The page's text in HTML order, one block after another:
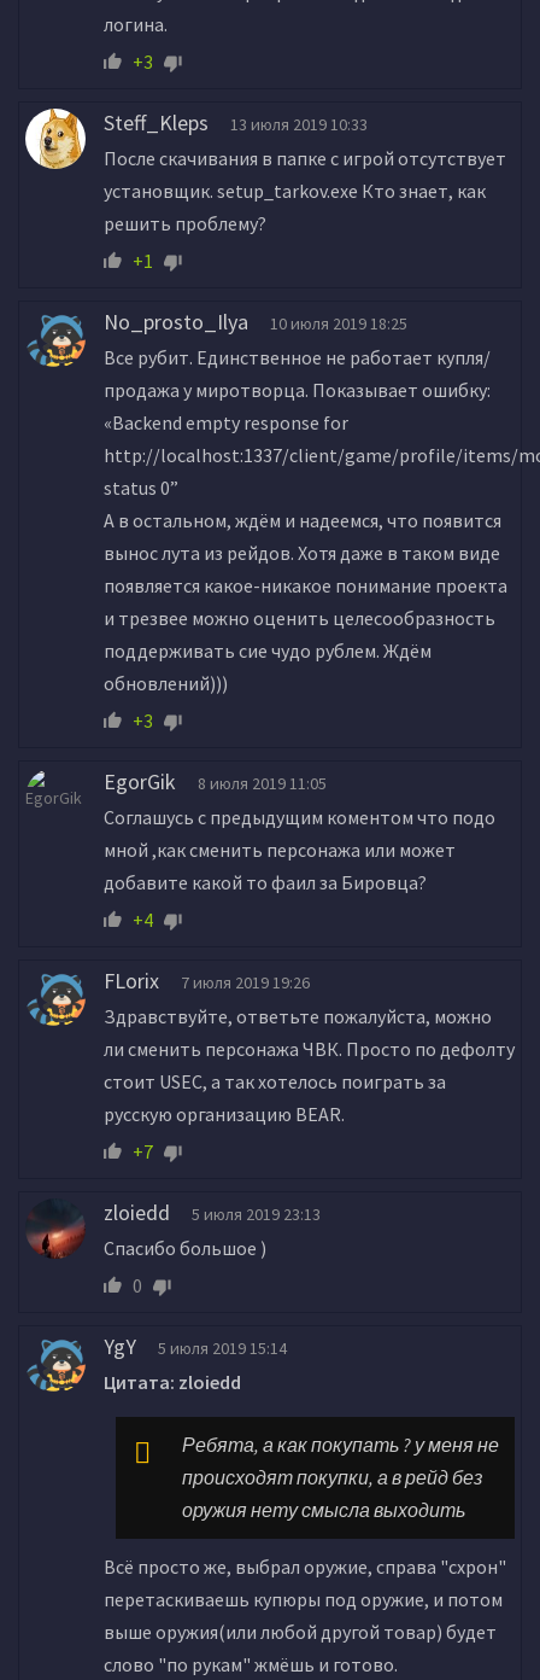
логина.
+3
Steff_Kleps 13 июля 2019 10:33
После скачивания в папке с игрой отсутствует
установщик. setup_tarkov.exe Кто знает, как
решить проблему?
+1
No_prosto_Ilya 10 июля 2019 18:25
Все рубит. Единственное не работает купля/
продажа у миротворца. Показывает ошибку:
«Backend empty response for
http://localhost:1337/client/game/profile/items/
status 0”
А в остальном, ждём и надеемся, что появится
вынос лута из рейдов. Хотя даже в таком виде
появляется какое-никакое понимание проекта
и трезвее можно оценить целесообразность
поддерживать сие чудо рублем. Ждём
обновлений)))
+3
EgorGik 8 июля 2019 11:05
Соглашусь с предыдущим коментом что подо
мной ,как сменить персонажа или может
добавите какой то фаил за Бировца?
+4
FLorix 7 июля 2019 19:26
Здравствуйте, ответьте пожалуйста, можно
ли сменить персонажа ЧВК. Просто по дефолту
стоит USEC, а так хотелось поиграть за
русскую организацию BEAR.
+7
zloiedd 5 июля 2019 23:13
Спасибо большое )
0
YgY 5 июля 2019 15:14
Цитата: zloiedd
Ребята, а как покупать ? у меня не
происходят покупки, а в рейд без
оружия нету смысла выходить
Всё просто же, выбрал оружие, справа "схрон"
перетаскиваешь купюры под оружие, и потом
выше оружия(или любой другой товар) будет
слово "по рукам" жмёшь и готово.